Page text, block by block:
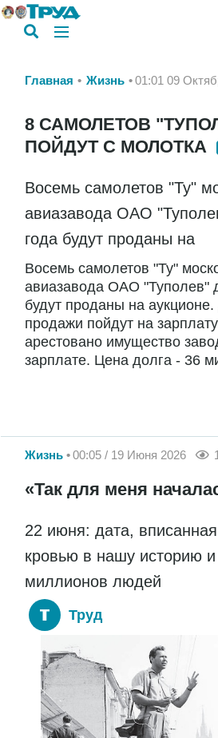
Главная Жизнь 01:01 09
8 САМОЛЕТОВ
ПОЙДУТ С МОЛОТКА
Восемь самолетов "Ту"
авиазавода ОАО
года будут проданы на
Восемь самолетов "Ту"
авиазавода ОАО "Туполев"
будут проданы на аукционе.
продажи пойдут на
арестовано имущество
зарплате. Цена долга - 36
Жизнь 00:05 / 19 Июня 2026
«Так для меня
22 июня: дата,
кровью в нашу историю
миллионов людей
Труд